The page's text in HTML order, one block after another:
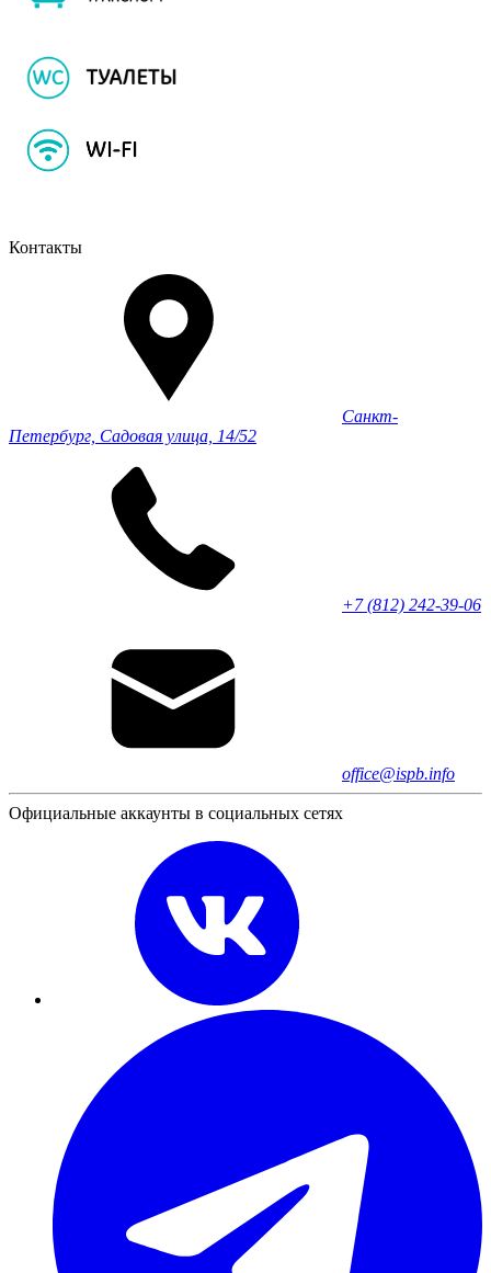
Контакты
Санкт-
Петербург, Садовая улица, 14/52
+7 (812) 242-39-06
office@ispb.info
Официальные аккаунты в социальных сетях